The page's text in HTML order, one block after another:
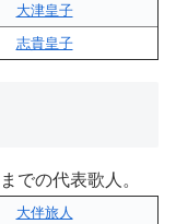
大津皇子
志貴皇子
での代表歌人。
大伴旅人